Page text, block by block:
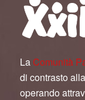
La Comunità
di contrasto
operando